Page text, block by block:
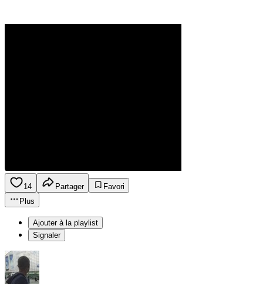
14 Partager
Favori
Plus
Ajouter à la playlist
Signaler